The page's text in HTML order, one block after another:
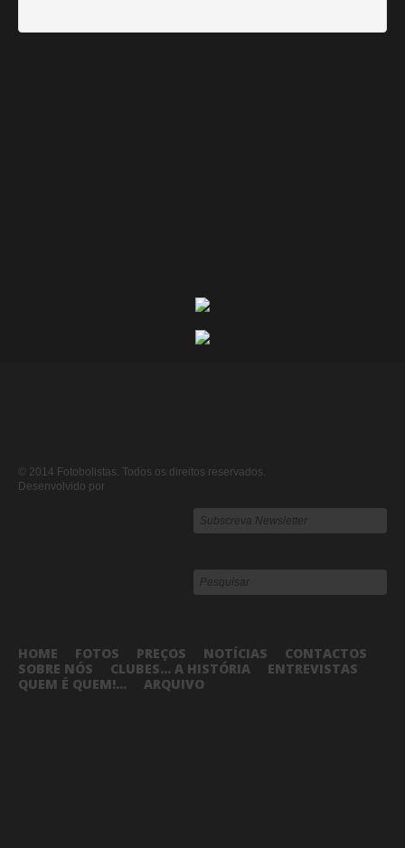
© 2014 Fotobolistas. Todos os direitos reservados.
Desenvolvido por
HOME FOTOS PREÇOS NOTÍCIAS
CONTACTOS
SOBRE NÓS
CLUBES... A HISTÓRIA
ENTREVISTAS
QUEM É QUEM!...
ARQUIVO